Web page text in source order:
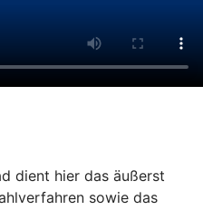
dient hier das äußerst
sowie das